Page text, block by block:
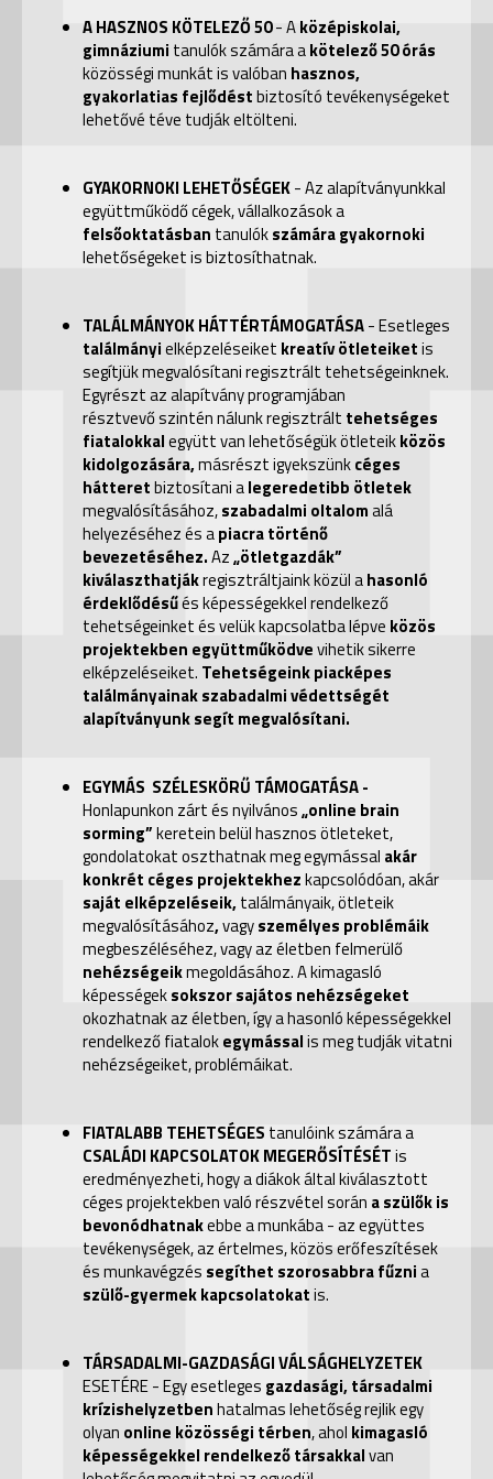
A HASZNOS KÖTELEZŐ 50- Aközépiskolai,
gimnáziumi tanulók számára akötelező 50 órás
közösségi munkát is valóban hasznos,
gyakorlatias fejlődéstbiztosító tevékenységeket
lehetővé téve tudják eltölteni.
GYAKORNOKI LEHETŐSÉGEK- Az alapítványunkkal
együttműködő cégek, vállalkozások a
felsőoktatásban tanulókszámára gyakornoki
lehetőségeketis biztosíthatnak.
TALÁLMÁNYOK HÁTTÉRTÁMOGATÁSA- Esetleges
találmányielképzeléseiket kreatív ötleteiketis
segítjük megvalósítani regisztrált tehetségeinknek.
Egyrészt az alapítvány programjában
résztvevőszintén nálunk regisztrált tehetséges
fiatalokkalegyütt vanlehetőségük ötleteikközös
kidolgozására,másrészt igyekszünkcéges
hátteretbiztosítani alegeredetibb ötletek
megvalósításához,szabadalmi oltalomalá
helyezéséhez és apiacra történő
bevezetéséhez.Az„ötletgazdák”
kiválaszthatjákregisztráltjaink közül ahasonló
érdeklődésűés képességekkel rendelkező
tehetségeinket és velük kapcsolatba lépve közös
projektekben együttműködvevihetik sikerre
elképzeléseiket. Tehetségeink piacképes
találmányainak szabadalmi védettségét
alapítványunk segít megvalósítani.
EGYMÁS SZÉLESKÖRŰ TÁMOGATÁSA -
Honlapunkon zárt és nyilvános„online brain
sorming”keretein belül hasznos ötleteket,
gondolatokat oszthatnak meg egymással akár
konkrét céges projektekhezkapcsolódóan, akár
saját elképzeléseik,találmányaik, ötleteik
megvalósításához,vagyszemélyes problémáik
megbeszéléséhez, vagy az életben felmerülő
nehézségeikmegoldásához. A kimagasló
képességeksokszor sajátos nehézségeket
okozhatnak az életben, így a hasonló képességekkel
rendelkező fiatalokegymássalis meg tudják vitatni
nehézségeiket, problémáikat.
FIATALABB TEHETSÉGES tanulóink számára a
CSALÁDI KAPCSOLATOK MEGERŐSÍTÉSÉTis
eredményezheti, hogy a diákok által kiválasztott
céges projektekben való részvétel során a szülők is
bevonódhatnakebbe a munkába - az együttes
tevékenységek, az értelmes, közös erőfeszítések
és munkavégzés segíthet szorosabbra fűznia
szülő-gyermek kapcsolatokatis.
TÁRSADALMI-GAZDASÁGI VÁLSÁGHELYZETEK
ESETÉRE - Egy esetleges gazdasági, társadalmi
krízishelyzetbenhatalmas lehetőség rejlik egy
olyan online közösségi térben, ahol kimagasló
képességekkel rendelkező társakkalvan